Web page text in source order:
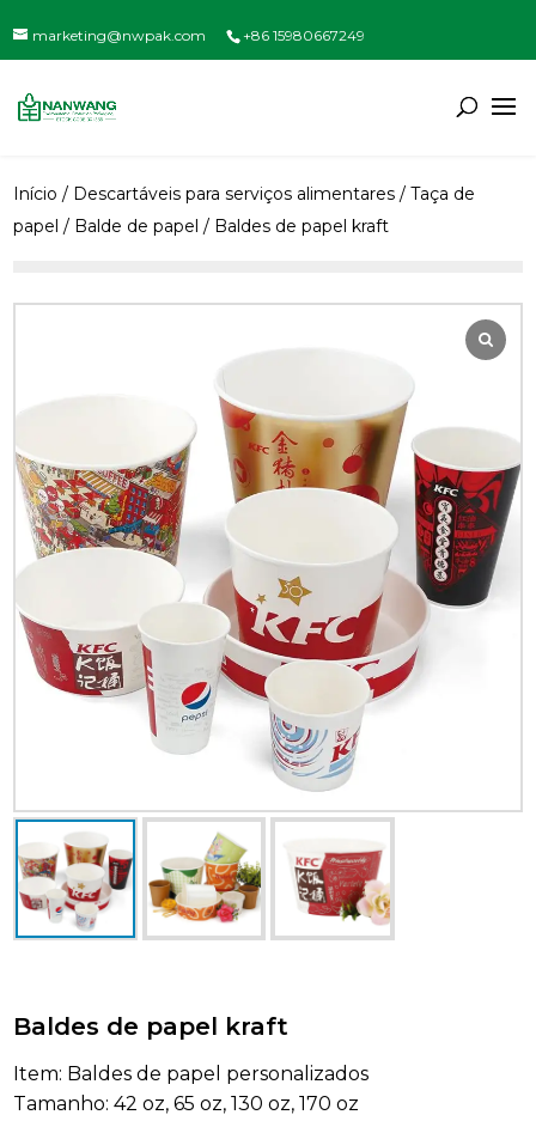
marketing@nwpak.com +86 15980667249
Início / Descartáveis para serviços alimentares /Taça de
papel / Balde de papel / Baldes de papel kraft
Baldes de papel kraft
Item: Baldes de papel personalizados
Tamanho: 42 oz, 65 oz, 130 oz, 170 oz